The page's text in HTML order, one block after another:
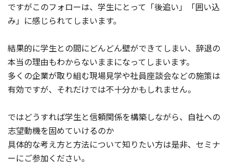
ですがこのフォローは、学生にとって「後追い」「囲い込
み」に感じられてしまいます。
結果的に学生との間にどんどん壁ができてしまい、辞退の
本当の理由もわからないままになってしまいます。
多くの企業が取り組む現場見学や社員座談会などの施策は
有効ですが、それだけでは不十分かもしれません。
ではどうすれば学生と信頼関係を構築しながら、自社への
志望動機を固めていけるのか
具体的な考え方と方法について知りたい方は是非、セミナ
ーにご参加ください。